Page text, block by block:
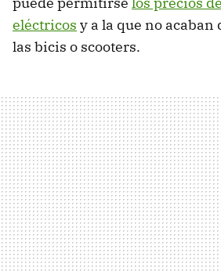
eléctricos y a la que no acaban
las bicis o scooters.